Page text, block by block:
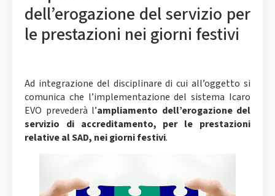
dell’erogazione del servizio per
le prestazioni nei giorni festivi
Ad integrazione del disciplinare di cui all’oggetto si
comunica che l’implementazione del sistema Icaro
EVO prevederà l’ampliamento dell’erogazione del
servizio di accreditamento, per le prestazioni
relative al SAD, nei giorni festivi.